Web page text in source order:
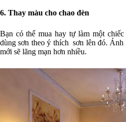
6. Thay màu cho chao đèn
Bạn có thể mua hay tự làm một
dùng sơn theo ý thích sơn lên đó. Ánh
mới sẽ lãng mạn hơn nhiều.